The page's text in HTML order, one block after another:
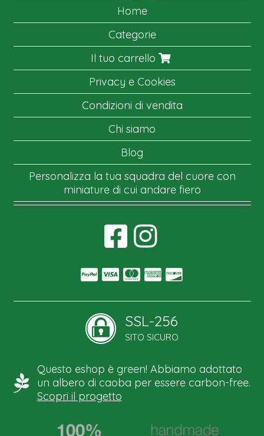
Home
Categorie
Il tuo carrello
Privacy e Cookies
Condizioni di vendita
Chi siamo
Blog
Personalizza la tua squadra del cuore con
miniature di cui andare fiero
SSL-256
SITO SICURO
Questo eshop è green! Abbiamo adottato
un albero di caoba per essere carbon-free.
Scopri il progetto